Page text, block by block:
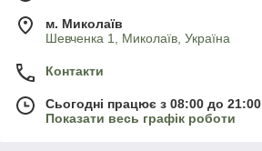
м. Миколаїв
Шевченка 1, Миколаїв, Україна
Контакти
Сьогодні працює з 08:00 до 21:00
Показати весь графік роботи